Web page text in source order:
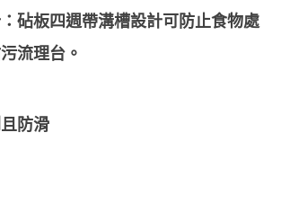
砧板四週帶溝槽設計可防止食物處
流理台。
防滑